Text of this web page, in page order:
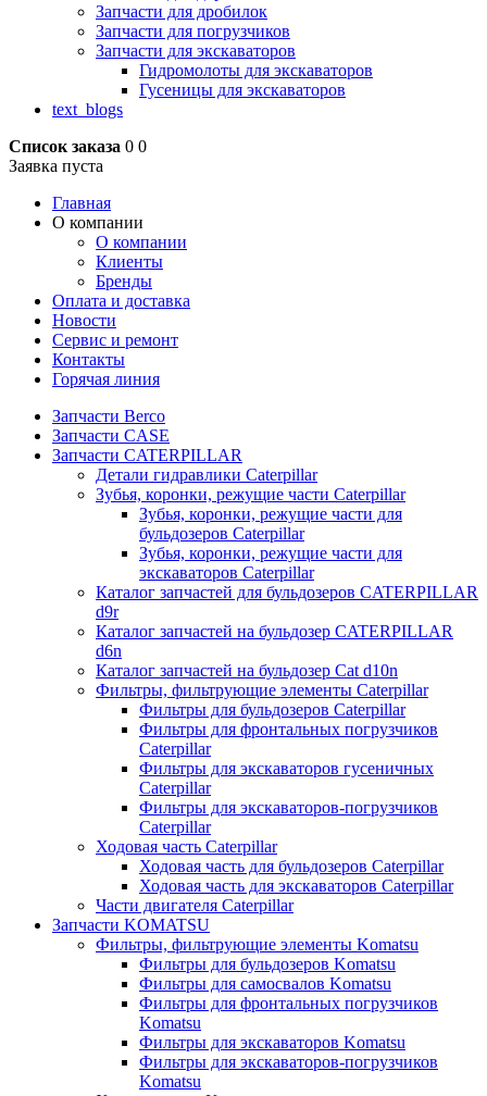
Запчасти для дробилок
Запчасти для погрузчиков
Запчасти для экскаваторов
Гидромолоты для экскаваторов
Гусеницы для экскаваторов
text_blogs
Список заказа 0 0
Заявка пуста
Главная
О компании
О компании
Клиенты
Бренды
Оплата и доставка
Новости
Сервис и ремонт
Контакты
Горячая линия
Запчасти Berco
Запчасти CASE
Запчасти CATERPILLAR
Детали гидравлики Caterpillar
Зубья, коронки, режущие части Caterpillar
Зубья, коронки, режущие части для
бульдозеров Caterpillar
Зубья, коронки, режущие части для
экскаваторов Caterpillar
Каталог запчастей для бульдозеров CATERPILLAR
d9r
Каталог запчастей на бульдозер CATERPILLAR
d6n
Каталог запчастей на бульдозер Сat d10n
Фильтры, фильтрующие элементы Caterpillar
Фильтры для бульдозеров Caterpillar
Фильтры для фронтальных погрузчиков
Caterpillar
Фильтры для экскаваторов гусеничных
Caterpillar
Фильтры для экскаваторов-погрузчиков
Caterpillar
Ходовая часть Caterpillar
Ходовая часть для бульдозеров Caterpillar
Ходовая часть для экскаваторов Caterpillar
Части двигателя Caterpillar
Запчасти KOMATSU
Фильтры, фильтрующие элементы Komatsu
Фильтры для бульдозеров Komatsu
Фильтры для самосвалов Komatsu
Фильтры для фронтальных погрузчиков
Komatsu
Фильтры для экскаваторов Komatsu
Фильтры для экскаваторов-погрузчиков
Komatsu